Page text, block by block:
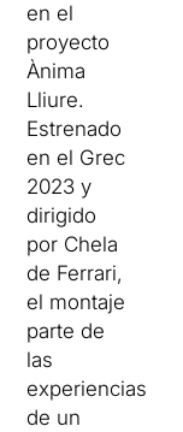
en el
proyecto
Ànima
Lliure.
Estrenado
en el Grec
2023 y
dirigido
por Chela
de Ferrari,
el montaje
parte de
las
experiencias
de un